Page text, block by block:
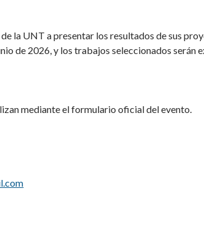
la UNT a presentar los resultados de sus
de 2026, y los trabajos seleccionados
mediante el formulario oficial del evento.